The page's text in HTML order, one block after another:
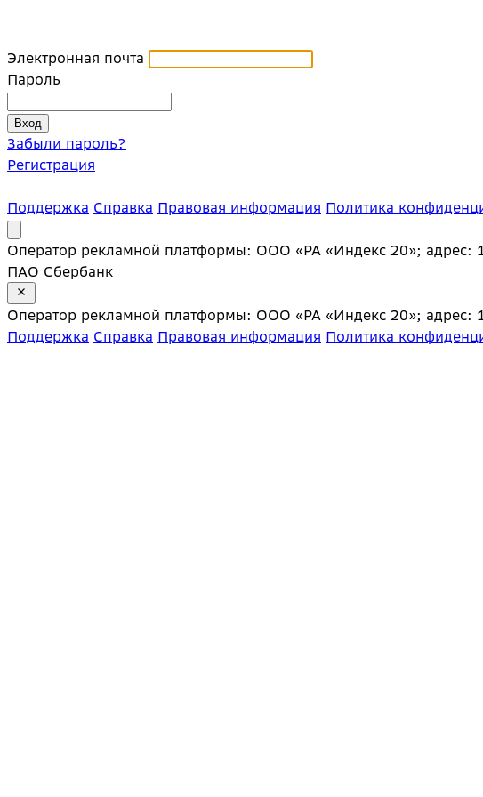
Электронная почта
Пароль
Забыли пароль?
Регистрация
Поддержка Справка Правовая информация Политика
Оператор рекламной платформы: ООО «РА «Индекс 20»;
ПАО Сбербанк
Оператор рекламной платформы: ООО «РА «Индекс 20»;
Поддержка Справка Правовая информация Политика